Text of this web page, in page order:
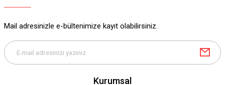
Bu ürüne benzer farklı alternatifler olmalı.
Mail adresinizle e-bültenimize kayıt olabilirsiniz.
Kurumsal